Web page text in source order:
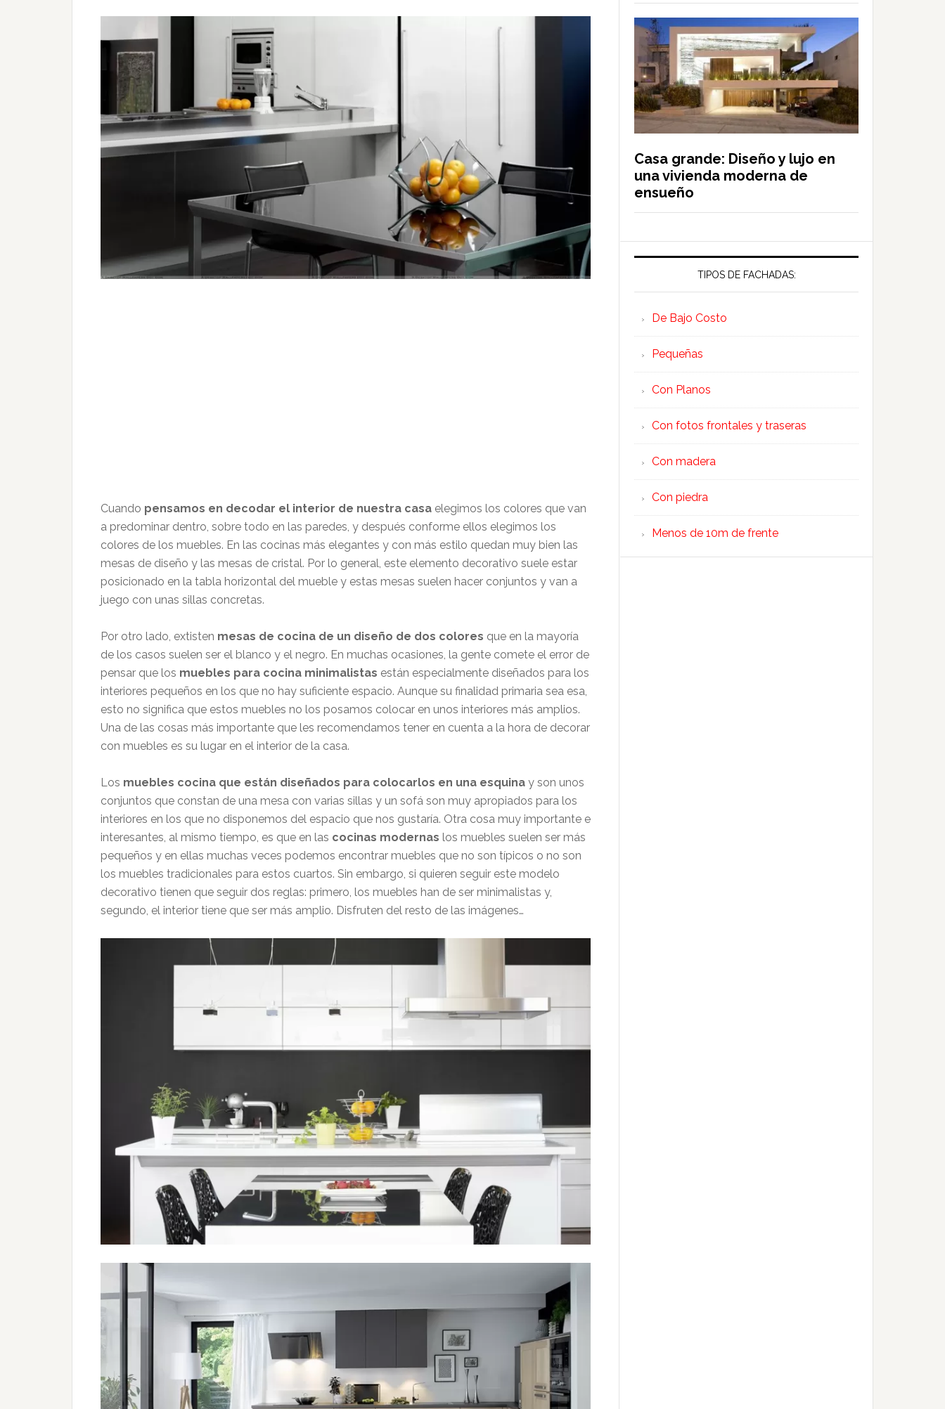
Cuando pensamos en decodar el interior de nuestra casa elegimos los colores que van
a predominar dentro, sobre todo en las paredes, y después conforme ellos elegimos los
colores de los muebles. En las cocinas más elegantes y con más estilo quedan muy bien las
mesas de diseño y las mesas de cristal. Por lo general, este elemento decorativo suele estar
posicionado en la tabla horizontal del mueble y estas mesas suelen hacer conjuntos y van a
juego con unas sillas concretas.
Por otro lado, extisten mesas de cocina de un diseño de dos colores que en la mayoría
de los casos suelen ser el blanco y el negro. En muchas ocasiones, la gente comete el error de
pensar que los muebles para cocina minimalistas están especialmente diseñados para los
interiores pequeños en los que no hay suficiente espacio. Aunque su finalidad primaria sea esa,
esto no significa que estos muebles no los posamos colocar en unos interiores más amplios.
Una de las cosas más importante que les recomendamos tener en cuenta a la hora de decorar
con muebles es su lugar en el interior de la casa.
Los muebles cocina que están diseñados para colocarlos en una esquina y son unos
conjuntos que constan de una mesa con varias sillas y un sofá son muy apropiados para los
interiores en los que no disponemos del espacio que nos gustaría. Otra cosa muy importante e
interesantes, al mismo tiempo, es que en las cocinas modernas los muebles suelen ser más
pequeños y en ellas muchas veces podemos encontrar muebles que no son típicos o no son
los muebles tradicionales para estos cuartos. Sin embargo, si quieren seguir este modelo
decorativo tienen que seguir dos reglas: primero, los muebles han de ser minimalistas y,
segundo, el interior tiene que ser más amplio. Disfruten del resto de las imágenes…
Casa grande: Diseño y lujo en
una vivienda moderna de
ensueño
TIPOS DE FACHADAS:
De Bajo Costo
Pequeñas
Con Planos
Con fotos frontales y traseras
Con madera
Con piedra
Menos de 10m de frente